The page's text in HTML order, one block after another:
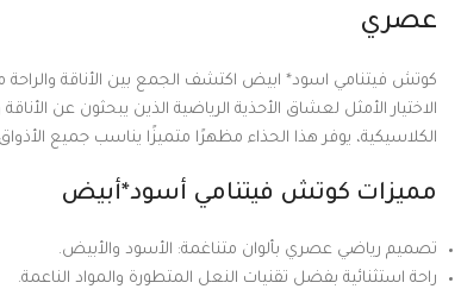
عصري
كوتش فيتنامي اسود* ابيض اكتشف الجمع بين الأناقة والراحة
الاختيار الأمثل لعشاق الأحذية الرياضية الذين يبحثون عن
الكلاسيكية، يوفر هذا الحذاء مظهرًا متميزًا يناسب جميع
مميزات كوتش فيتنامي أسود*أبيض
تصميم رياضي عصري بألوان متناغمة: الأسود والأبيض.
راحة استثنائية بفضل تقنيات النعل المتطورة والمواد الناعمة.